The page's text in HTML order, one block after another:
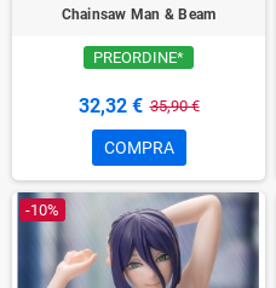
Chainsaw Man & Beam
PREORDINE*
32,32 € 35,90 €
COMPRA
-10%